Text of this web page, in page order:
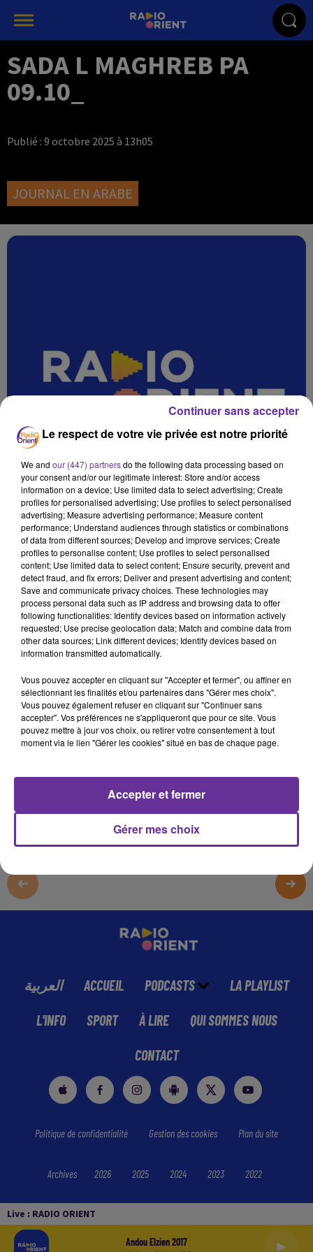
Live : RADIO ORIENT
Andou Elzien 2017
SADA L MAGHREB PA
09.10_
Publié : 9 octobre 2025 à 13h05
JOURNAL EN ARABE
SADA L MAGHREB PA 09.10_
9 octobre 2025 - 4 min 22 sec
SADA L MAGHREB PA 09.10_
omar
SADA L MAGHREB PA 09.10_
SADA L MAGHREB PA 09.10_
0:00 4 min 22 sec
العربية ACCUEIL PODCASTS LA PLAYLIST
L'INFO SPORT À LIRE QUI SOMMES NOUS
CONTACT
Politique de confidentialité Gestion des cookies Plan du site
Archives 2026 2025 2024 2023 2022
Le respect de votre vie privée est notre priorité
We and our (447) partnersdo the following data processing based on
your consent and/or our legitimate interest: Store and/or access
information on a device; Use limited data to select advertising; Create
profiles for personalised advertising; Use profiles to select personalised
advertising; Measure advertising performance; Measure content
performance; Understand audiences through statistics or combinations
of data from different sources; Develop and improve services; Create
profiles to personalise content; Use profiles to select personalised
content; Use limited data to select content; Ensure security, prevent and
detect fraud, and fix errors; Deliver and present advertising and content;
Save and communicate privacy choices. These technologies may
process personal data such as IP address and browsing data to offer
following functionalities: Identify devices based on information actively
requested; Use precise geolocation data; Match and combine data from
other data sources; Link different devices; Identify devices based on
information transmitted automatically.
Vous pouvez accepter en cliquant sur "Accepter et fermer", ou affiner en
sélectionnant les finalités et/ou partenaires dans "Gérer mes choix".
Vous pouvez également refuser en cliquant sur "Continuer sans
accepter". Vos préférences ne s'appliqueront que pour ce site. Vous
pouvez mettre à jour vos choix, ou retirer votre consentement à tout
moment via le lien "Gérer les cookies" situé en bas de chaque page.
Gérer mes choix
Accepter et fermer
Continuer sans accepter